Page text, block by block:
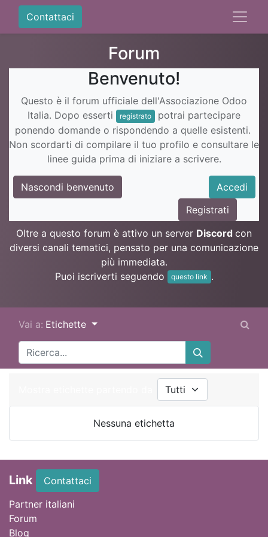
Contattaci
Forum
Benvenuto!
Questo è il forum ufficiale dell'Associazione Odoo
Italia. Dopo esserti
registrato
potrai partecipare
ponendo domande o rispondendo a quelle esistenti.
Non scordarti di compilare il tuo profilo e consultare le
linee guida prima di iniziare a scrivere.
Nascondi benvenuto
Accedi
Registrati
Oltre a questo forum è attivo un server Discord con
diversi canali tematici, pensato per una comunicazione
più immediata.
Puoi iscriverti seguendo
questo link .
Vai a: Etichette
Nessuna etichetta
Link
Contattaci
Partner italiani
Forum
Blog